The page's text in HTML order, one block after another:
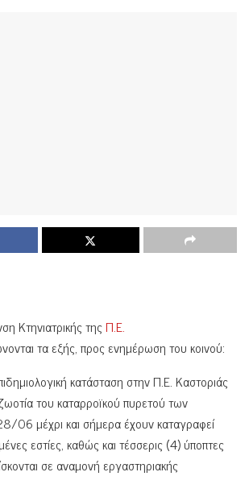
Κτηνιατρικής τηςΠ.Ε.
τα εξής, προς ενημέρωση του κοινού:
κατάσταση στην Π.Ε. Καστοριάς
του καταρροϊκού πυρετού των
06 μέχρι και σήμερα έχουν καταγραφεί
εστίες, καθώς και τέσσερις (4) ύποπτες
σε αναμονή εργαστηριακής